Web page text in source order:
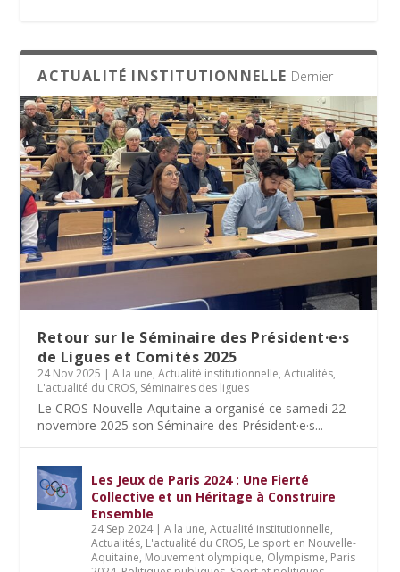
ACTUALITÉ INSTITUTIONNELLE Dernier
Retour sur le Séminaire des Président·e·s
de Ligues et Comités 2025
24 Nov 2025 |A la une,Actualité institutionnelle,Actualités,
L'actualité du CROS, Séminaires des ligues
Le CROS Nouvelle-Aquitaine a organisé ce samedi 22
novembre 2025 son Séminaire des Président·e·s...
Les Jeux de Paris 2024 : Une Fierté
Collective et un Héritage à Construire
Ensemble
24 Sep 2024|A la une,Actualité institutionnelle,
Actualités, L'actualité du CROS, Le sport en Nouvelle-
Aquitaine, Mouvement olympique, Olympisme, Paris